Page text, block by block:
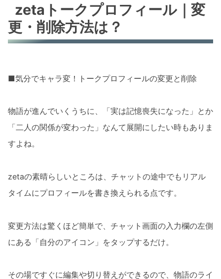
zetaトークプロフィール｜変
更・削除方法は？
■気分でキャラ変！トークプロフィールの変更と削除
物語が進んでいくうちに、「実は記憶喪失になった」とか
「二人の関係が変わった」なんて展開にしたい時もありま
すよね。
zetaの素晴らしいところは、チャットの途中でもリアル
タイムにプロフィールを書き換えられる点です。
変更方法は驚くほど簡単で、チャット画面の入力欄の左側
にある「自分のアイコン」をタップするだけ。
その場ですぐに編集や切り替えができるので、物語のライ